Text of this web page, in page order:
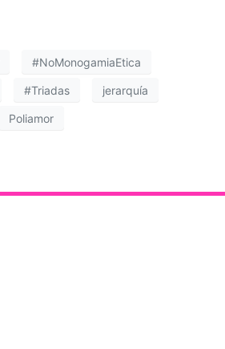
#NoMonogamiaEtica
#Triadas jerarquía
Poliamor